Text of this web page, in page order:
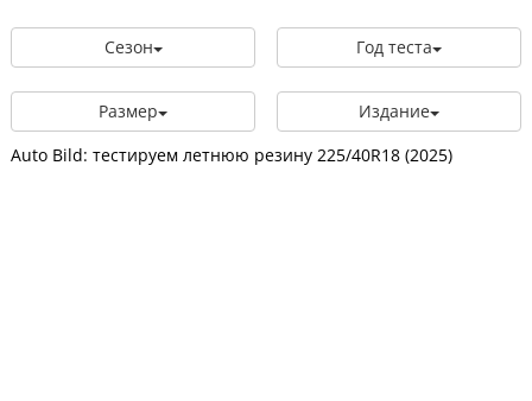
Сезон Год теста
Размер
Издание
Auto Bild: тестируем летнюю резину 225/40R18 (2025)